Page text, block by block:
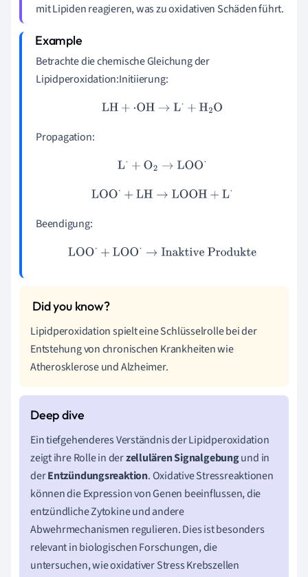
mit Lipiden reagieren, was zu oxidativen Schäden führt.
Betrachte die chemische Gleichung der
Lipidperoxidation:Initiierung:
LH+⋅OH→L ⋅+H 2O
Propagation:
L⋅ +O2 →LOO⋅
LOO⋅+LH→LOOH+L⋅
Beendigung:
LOO⋅+LOO →Inaktive Produkte
Lipidperoxidation spielt eine Schlüsselrolle bei der
Entstehung von chronischen Krankheiten wie
Atherosklerose und Alzheimer.
Ein tiefgehenderes Verständnis der Lipidperoxidation
zeigt ihre Rolle in derzellulären Signalgebungund in
derEntzündungsreaktion. Oxidative Stressreaktionen
können die Expression von Genen beeinflussen, die
entzündliche Zytokine und andere
Abwehrmechanismen regulieren. Dies ist besonders
relevant in biologischen Forschungen, die
untersuchen, wie oxidativer Stress Krebszellen